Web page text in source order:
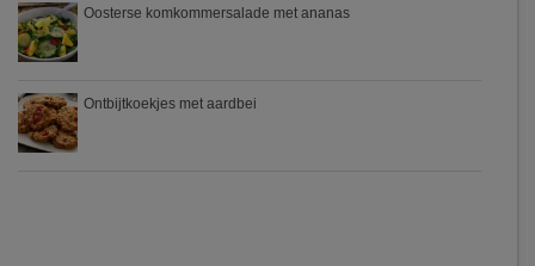
Oosterse komkommersalade met ananas
Ontbijtkoekjes met aardbei